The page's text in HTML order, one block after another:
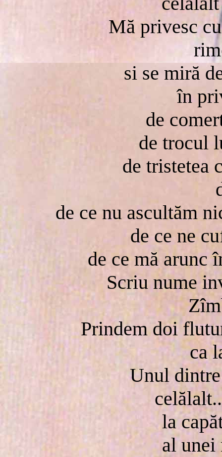
Mă privesc
si se miră
în
de
de trocul
de tristetea
de ce nu ascultăm
de ce ne
de ce mă arunc
Scriu nume
Prindem doi
ca
Unul
la
al unei